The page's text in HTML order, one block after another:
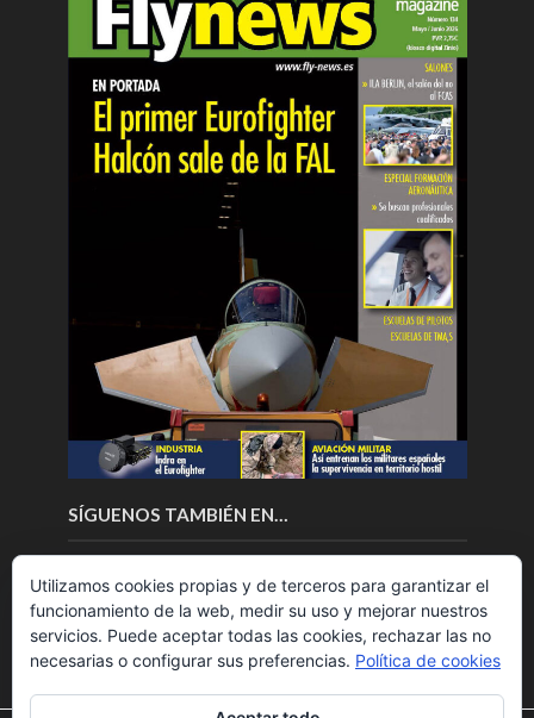
SÍGUENOS TAMBIÉN EN…
Utilizamos cookies propias y de terceros para garantizar el
funcionamiento de la web, medir su uso y mejorar nuestros
servicios. Puede aceptar todas las cookies, rechazar las no
necesarias o configurar sus preferencias. Política de cookies